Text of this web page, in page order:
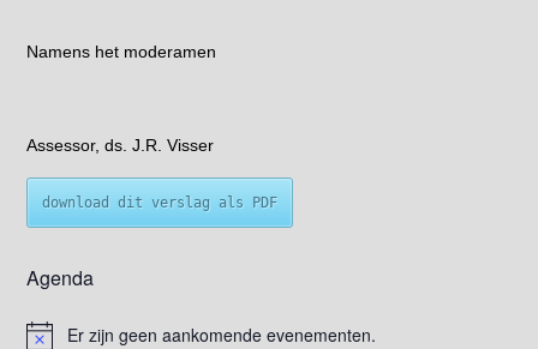
Namens het moderamen
Assessor, ds. J.R. Visser
download dit verslag als PDF
Agenda
Er zijn geen aankomende evenementen.